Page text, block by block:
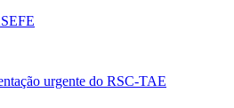
urgente do RSC-TAE